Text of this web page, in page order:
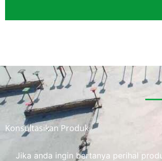
Konsultasikan Produk
Jika anda ingin bertanya perihal